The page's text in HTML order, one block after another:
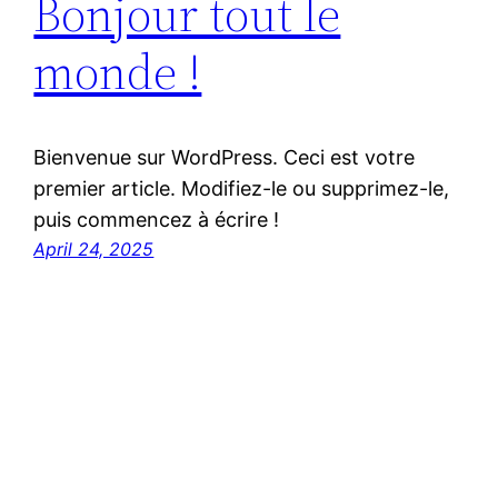
Bonjour tout le
monde !
Bienvenue sur WordPress. Ceci est votre
premier article. Modifiez-le ou supprimez-le,
puis commencez à écrire !
April 24, 2025